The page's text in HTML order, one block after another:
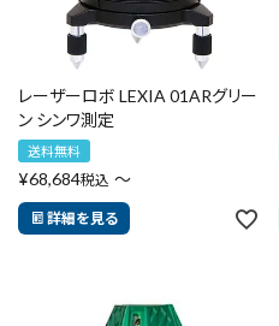
レーザーロボ LEXIA 01ARグリー
ン シンワ測定
送料無料
¥68,684税込 〜
詳細を見る